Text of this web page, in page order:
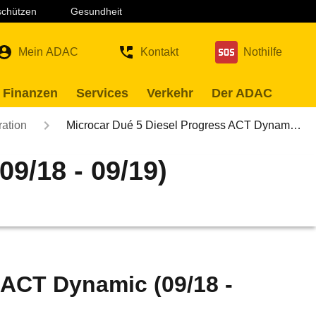
Gesundheit
Mein ADAC Kontakt Nothilfe
Services Verkehr Der ADAC
Microcar Dué 5 Diesel Progress ACT Dynam…
18 - 09/19)
Dynamic (09/18 -